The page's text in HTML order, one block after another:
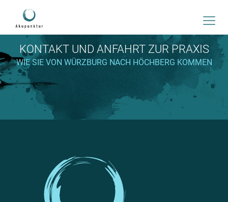
KONTAKT UND ANFAHRT ZUR PRAXIS
WIE SIE VON WÜRZ­BURG NACH HÖCH­BERG KOMMEN